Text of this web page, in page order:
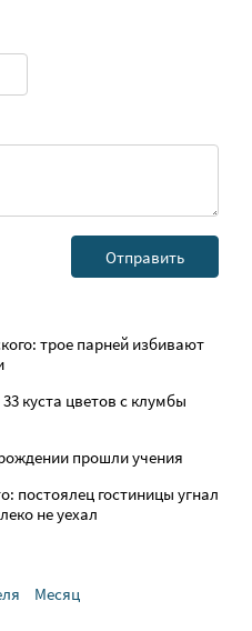
трое парней избивают
куста цветов с клумбы
прошли учения
постоялец гостиницы угнал
не уехал
Месяц